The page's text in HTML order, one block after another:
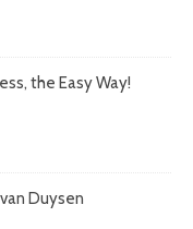
the Easy Way!
Duysen